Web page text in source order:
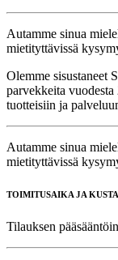
Autamme sinua
mietityttävissä
Olemme sisustaneet
parvekkeita
tuotteisiin ja
Autamme sinua
mietityttävissä
TOIMITUSAIKA JA
Tilauksen